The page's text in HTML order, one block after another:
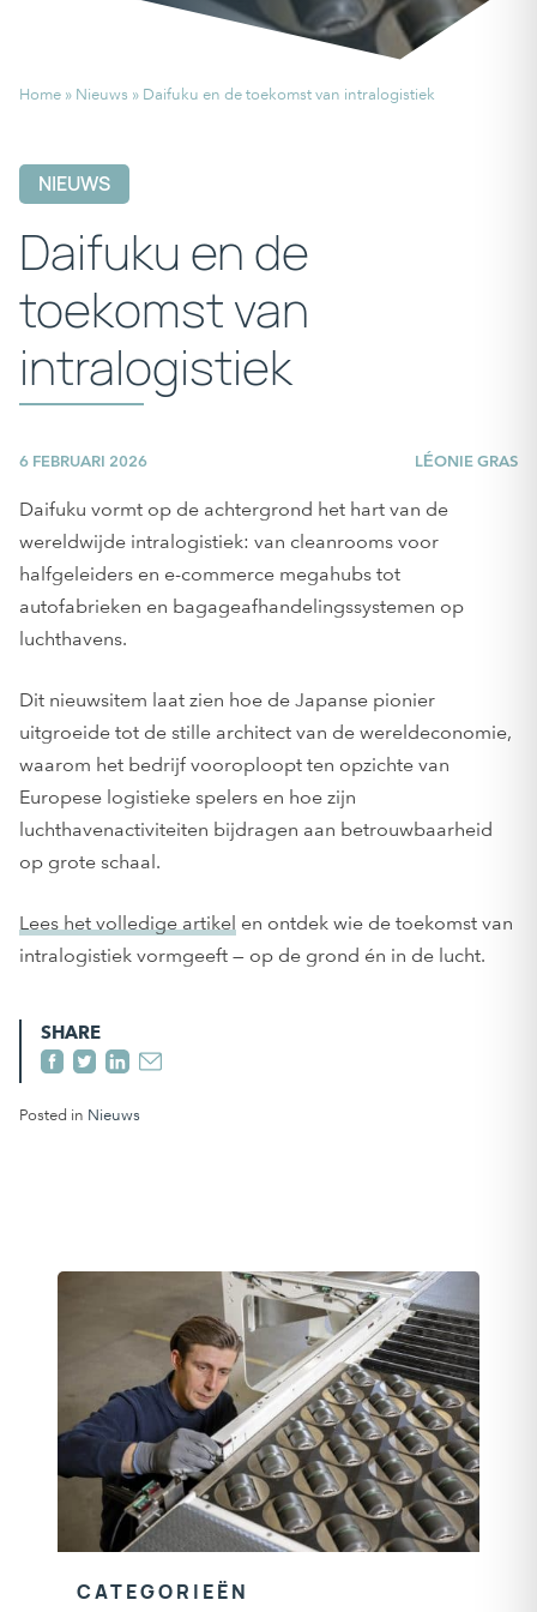
Home » Nieuws » Daifuku en de toekomst van intralogistiek
NIEUWS
Daifuku en de
toekomst van
intralogistiek
6 FEBRUARI 2026 LÉONIE GRAS
Daifuku vormt op de achtergrond het hart van de
wereldwijde intralogistiek: van cleanrooms voor
halfgeleiders en e-commerce megahubs tot
autofabrieken en bagageafhandelingssystemen op
luchthavens.
Dit nieuwsitem laat zien hoe de Japanse pionier
uitgroeide tot de stille architect van de wereldeconomie,
waarom het bedrijf vooroploopt ten opzichte van
Europese logistieke spelers en hoe zijn
luchthavenactiviteiten bijdragen aan betrouwbaarheid
op grote schaal.
Lees het volledige artikel en ontdek wie de toekomst van
intralogistiek vormgeeft — op de grond én in de lucht.
SHARE
Posted in Nieuws
CATEGORIEËN